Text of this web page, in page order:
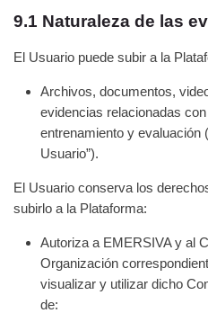
9.1 Naturaleza de las
El Usuario puede subir a la
Archivos, documentos,
evidencias relacionadas
entrenamiento y evaluación
Usuario”).
El Usuario conserva los
subirlo a la Plataforma:
Autoriza a EMERSIVA y al
Organización
visualizar y utilizar dicho
de: